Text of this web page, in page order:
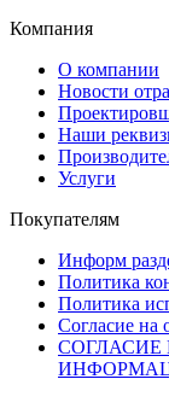
Компания
О компании
Новости
Наши
Услуги
Покупателям
Информ
Политика
Политика
Согласие на